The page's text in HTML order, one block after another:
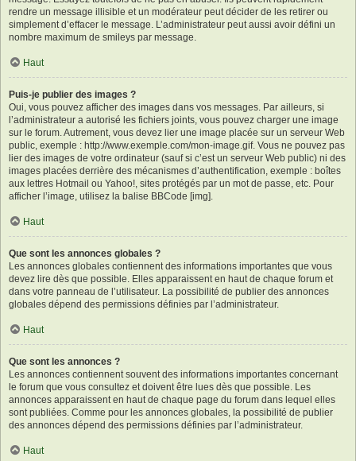
rendre un message illisible et un modérateur peut décider de les retirer ou
simplement d’effacer le message. L’administrateur peut aussi avoir défini un
nombre maximum de smileys par message.
Haut
Puis-je publier des images ?
Oui, vous pouvez afficher des images dans vos messages. Par ailleurs, si
l’administrateur a autorisé les fichiers joints, vous pouvez charger une image
sur le forum. Autrement, vous devez lier une image placée sur un serveur Web
public, exemple : http://www.exemple.com/mon-image.gif. Vous ne pouvez pas
lier des images de votre ordinateur (sauf si c’est un serveur Web public) ni des
images placées derrière des mécanismes d’authentification, exemple : boîtes
aux lettres Hotmail ou Yahoo!, sites protégés par un mot de passe, etc. Pour
afficher l’image, utilisez la balise BBCode [img].
Haut
Que sont les annonces globales ?
Les annonces globales contiennent des informations importantes que vous
devez lire dès que possible. Elles apparaissent en haut de chaque forum et
dans votre panneau de l’utilisateur. La possibilité de publier des annonces
globales dépend des permissions définies par l’administrateur.
Haut
Que sont les annonces ?
Les annonces contiennent souvent des informations importantes concernant
le forum que vous consultez et doivent être lues dès que possible. Les
annonces apparaissent en haut de chaque page du forum dans lequel elles
sont publiées. Comme pour les annonces globales, la possibilité de publier
des annonces dépend des permissions définies par l’administrateur.
Haut